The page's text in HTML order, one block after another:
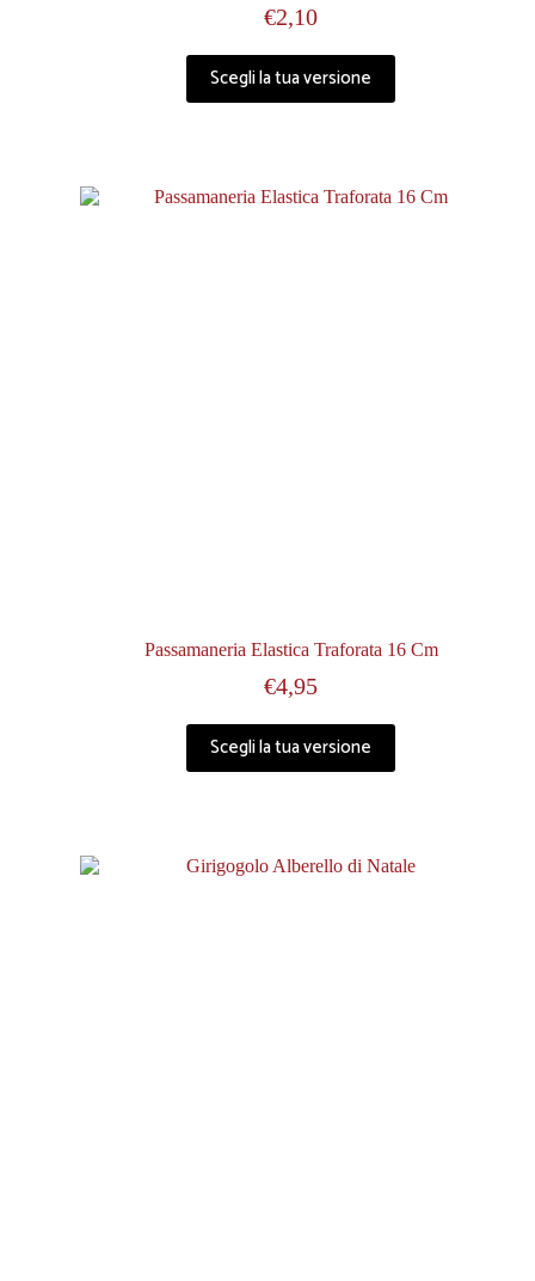
€2,10
Scegli la tua versione
Passamaneria Elastica Traforata 16 Cm
€4,95
Scegli la tua versione